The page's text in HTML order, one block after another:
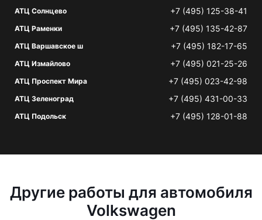
АТЦ Солнцево +7 (495) 125-38-41
АТЦ Раменки +7 (495) 135-42-87
АТЦ Варшавское ш +7 (495) 182-17-65
АТЦ Измайлово +7 (495) 021-25-26
АТЦ Проспект Мира +7 (495) 023-42-98
АТЦ Зеленоград +7 (495) 431-00-33
АТЦ Подольск +7 (495) 128-01-88
Другие работы для автомобиля
Volkswagen